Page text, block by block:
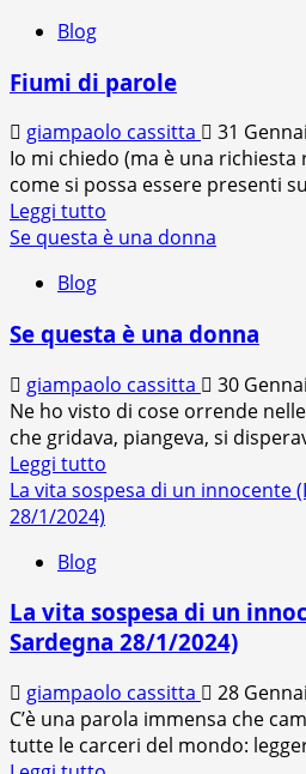
dito
la
luna
Blog
Fiumi di parole
giampaolo cassitta
31
Io mi chiedo (ma è una
come si possa essere presenti
Leggi tutto
di
di
Se questa è una donna
Blog
Se questa è una donna
giampaolo cassitta 30
Ne ho visto di cose orrende
che gridava, piangeva, si
Leggi tutto
di
è
una
La vita sospesa di un innocente
28/1/2024)
Blog
La vita sospesa di un
Sardegna 28/1/2024)
giampaolo cassitta 28
C’è una parola immensa che
tutte le carceri del mondo: